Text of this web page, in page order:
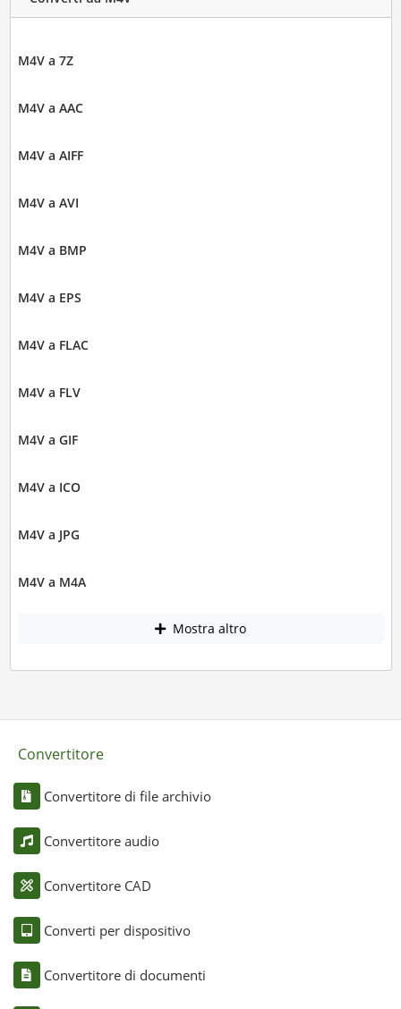
M4V a 7Z
M4V a AAC
M4V a AIFF
M4V a AVI
M4V a BMP
M4V a EPS
M4V a FLAC
M4V a FLV
M4V a GIF
M4V a ICO
M4V a JPG
M4V a M4A
Mostra altro
Convertitore
Convertitore di file archivio
Convertitore audio
Convertitore CAD
Converti per dispositivo
Convertitore di documenti